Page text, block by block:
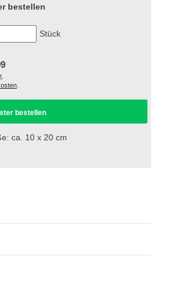
bestellen
Stück
bestellen
ca. 10 x 20 cm